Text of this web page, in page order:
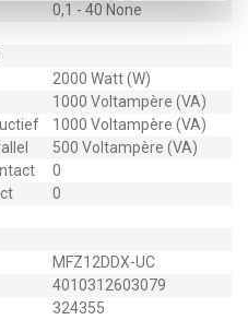
0,1 - 40 None
2000 Watt (W)
1000 Voltampère (VA)
1000 Voltampère (VA)
500 Voltampère (VA)
0
0
MFZ12DDX-UC
4010312603079
324355